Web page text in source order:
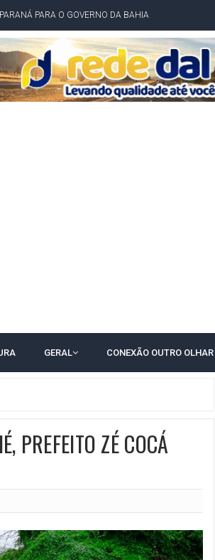
PARA O GOVERNO DA BAHIA
convenção do PT na Bahia
DISCURSO MODERADO DE LULA
VANTAGEM PARA ACM NETO EM ENQUETES
RONALDO MANSUR E MEIRE REIS
PARA RECONHECIMENTO DE PATERNIDADE
ENTRE BRASIL E ARGENTINA
GERAL CONEXÃO OUTRO OLHAR
PREFEITO ZÉ COCÁ